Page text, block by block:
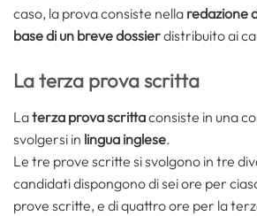
caso, la prova consiste nella redazione
base di un breve dossierdistribuito ai
La terza prova scritta
Laterza prova scrittaconsiste in una
svolgersi in lingua inglese.
Le tre prove scritte si svolgono in tre
candidati dispongono di sei ore per
prove scritte, e di quattro ore per la